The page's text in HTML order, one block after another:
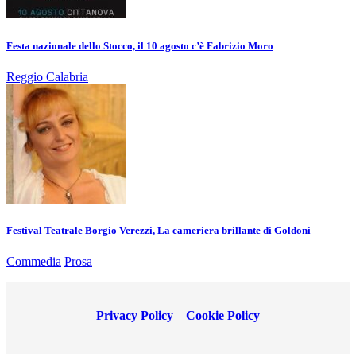
Festa nazionale dello Stocco, il 10 agosto c’è Fabrizio Moro
Reggio Calabria
Festival Teatrale Borgio Verezzi, La cameriera brillante di Goldoni
Commedia Prosa
Privacy Policy – Cookie Policy